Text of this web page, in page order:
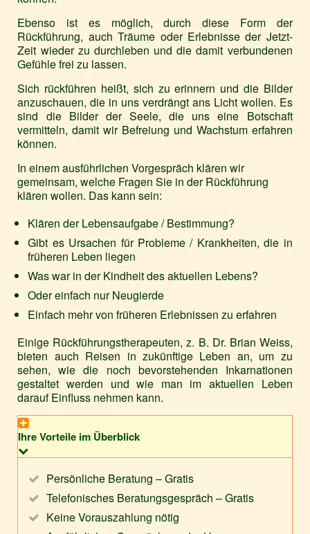
Ebenso ist es möglich, durch diese Form der
Rückführung, auch Träume oder Erlebnisse der Jetzt-
Zeit wieder zu durchleben und die damit verbundenen
Gefühle frei zu lassen.
Sich rückführen heißt, sich zu erinnern und die Bilder
anzuschauen, die in uns verdrängt ans Licht wollen. Es
sind die Bilder der Seele, die uns eine Botschaft
vermitteln, damit wir Befreiung und Wachstum erfahren
können.
In einem ausführlichen Vorgespräch klären wir
gemeinsam, welche Fragen Sie in der Rückführung
klären wollen. Das kann sein:
Klären der Lebensaufgabe / Bestimmung?
Gibt es Ursachen für Probleme / Krankheiten, die in
früheren Leben liegen
Was war in der Kindheit des aktuellen Lebens?
Oder einfach nur Neugierde
Einfach mehr von früheren Erlebnissen zu erfahren
Einige Rückführungstherapeuten, z. B. Dr. Brian Weiss,
bieten auch Reisen in zukünftige Leben an, um zu
sehen, wie die noch bevorstehenden Inkarnationen
gestaltet werden und wie man im aktuellen Leben
darauf Einfluss nehmen kann.
Ihre Vorteile im Überblick
Persönliche Beratung – Gratis
Telefonisches Beratungsgespräch – Gratis
Keine Vorauszahlung nötig